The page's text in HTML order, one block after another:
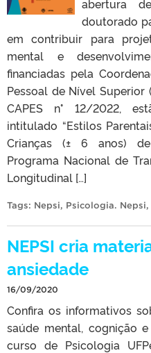
abertura
doutorado
em contribuir para
mental e
financiadas pela
Pessoal de Nível Superior
CAPES n° 12/2022,
intitulado “Estilos
Crianças (± 6 anos)
Programa Nacional de
Longitudinal […]
Tags: Nepsi, Psicologia. Nepsi,
NEPSI cria
ansiedade
16/09/2020
Confira os informativos
saúde mental, cognição
curso de Psicologia